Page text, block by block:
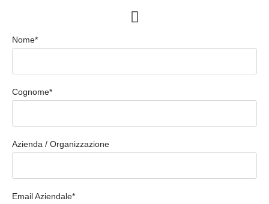
Nome*
Cognome*
Azienda / Organizzazione
Email Aziendale*